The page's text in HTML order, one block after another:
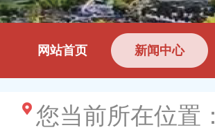
网站首页 新闻中心
您当前所在位置：